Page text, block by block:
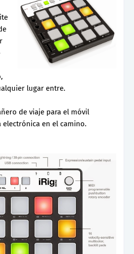
lugar entre.
de viaje para el móvil
en el camino.